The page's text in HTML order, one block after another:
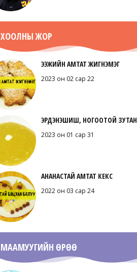
ХООЛНЫ ЖОР
ЭЭЖИЙН АМТАТ ЖИГНЭМЭГ
2023 он 02 сар 22
ЭРДЭНЭШИШ, НОГООТОЙ ЗУТАН
2023 он 01 сар 31
АНАНАСТАЙ АМТАТ КЕКС
2022 он 03 сар 24
МААМУУГИЙН ӨРӨӨ